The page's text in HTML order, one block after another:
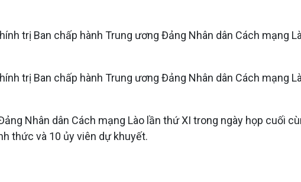
trị Ban chấp hành Trung ương Đảng Nhân dân Cách mạng
trị Ban chấp hành Trung ương Đảng Nhân dân Cách mạng
Nhân dân Cách mạng Lào lần thứ XI trong ngày họp cuối
thức và 10 ủy viên dự khuyết.